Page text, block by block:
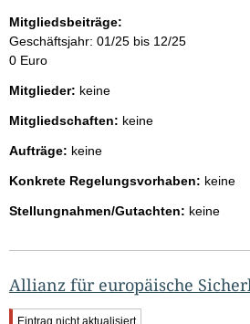
Mitgliedsbeiträge:
Geschäftsjahr: 01/25 bis 12/25
0 Euro
Mitglieder: keine
Mitgliedschaften: keine
Aufträge: keine
Konkrete Regelungsvorhaben: keine
Stellungnahmen/Gutachten: keine
Allianz für europäische
W
Eintrag nicht aktualisiert